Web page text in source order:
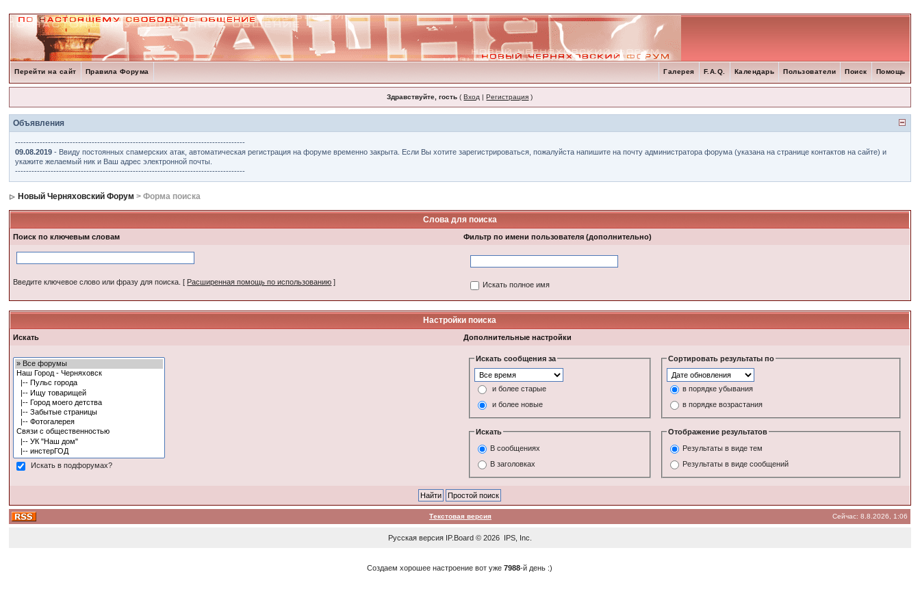
Перейти на сайт Правила Форума Помощь
Поиск
Пользователи
Календарь
F.A.Q.
Галерея
Здравствуйте, гость (Вход |Регистрация )
Объявления
------------------------------------------------------------------------------------
09.08.2019 - Ввиду постоянных спамерских атак, автоматическая регистрация на форуме временно закрыта. Если Вы хотите зарегистрироваться, пожалуйста напишите на почту администратора форума (указана на странице контактов на сайте) и
укажите желаемый ник и Ваш адрес электронной почты.
------------------------------------------------------------------------------------
Новый Черняховский Форум > Форма поиска
Слова для поиска
Поиск по ключевым словам Фильтр по имени пользователя (дополнительно)
Введите ключевое слово или фразу для поиска. [ Расширенная помощь по использованию ] Искать полное имя
Настройки поиска
Искать Дополнительные настройки
Искать в подфорумах?
Искать сообщения за
и более старые
и более новые
Сортировать результаты по
в порядке убывания
в порядке возрастания
Искать
В сообщениях
В заголовках
Отображение результатов
Результаты в виде тем
Результаты в виде сообщений
Текстовая версия Сейчас: 8.8.2026, 1:06
Русская версия IP.Board© 2026 IPS, Inc
Создаем хорошее настроение вот уже7988-й день :)